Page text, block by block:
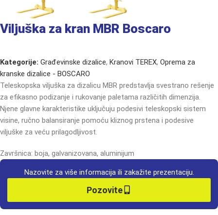
Viljuška za kran MBR Boscaro
Kategorije: Građevinske dizalice, Kranovi TEREX, Oprema za
kranske dizalice - BOSCARO
Teleskopska viljuška za dizalicu MBR predstavlja svestrano rešenje
za efikasno podizanje i rukovanje paletama različitih dimenzija.
Njene glavne karakteristike uključuju podesivi teleskopski sistem
visine, ručno balansiranje pomoću kliznog prstena i podesive
viljuške za veću prilagodljivost.
Završnica: boja, galvanizovana, aluminijum
Nazovite za više informacija ili zakažite prezentaciju.
Pozovite